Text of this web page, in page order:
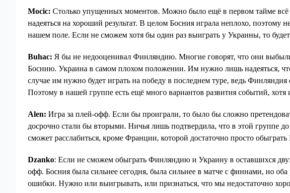
Mocic: Столько упущенных моментов. Можно было ещё в первом тайме всё
надеяться на хороший результат. В целом Босния играла неплохо, поэтому
нашем поле. Если не сможем хотя бы один раз выиграть у Украины, то
Buhac: Я бы не недооценивал Финляндию. Многие говорят, что они
Боснию. Украина в самом плохом положении. Им нужно лишь надеяться,
случае им нужно будет играть на победу в последнем туре, ведь
Поэтому в нашей группе есть ещё много вариантов развития событий, хотя
Alen: Игра за плей-офф. Если бы проиграли, то было бы сложно
досрочно стали бы вторыми. Ничья лишь подтвердила, что в этой группе
сможет расслабиться, кроме Франции, которой достаточно просто обыграть
Dzanko: Если не сможем обыграть Финляндию и Украину в оставшихся
офф. Босния была сильнее сегодня, была сильнее в матче с финнами, но
ошибки. Нужно или выигрывать, или признаться, что мы недостаточно